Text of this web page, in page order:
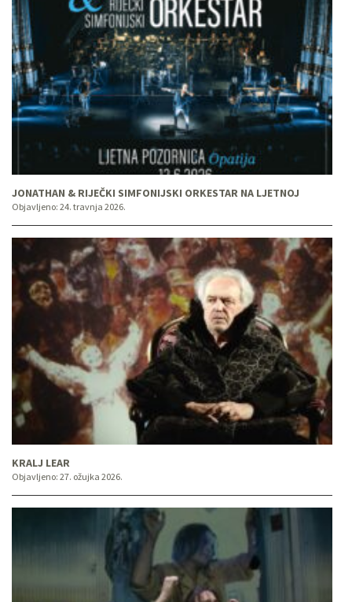
JONATHAN & RIJEČKI SIMFONIJSKI ORKESTAR NA LJETNOJ
Objavljeno: 24. travnja 2026.
KRALJ LEAR
Objavljeno: 27. ožujka 2026.